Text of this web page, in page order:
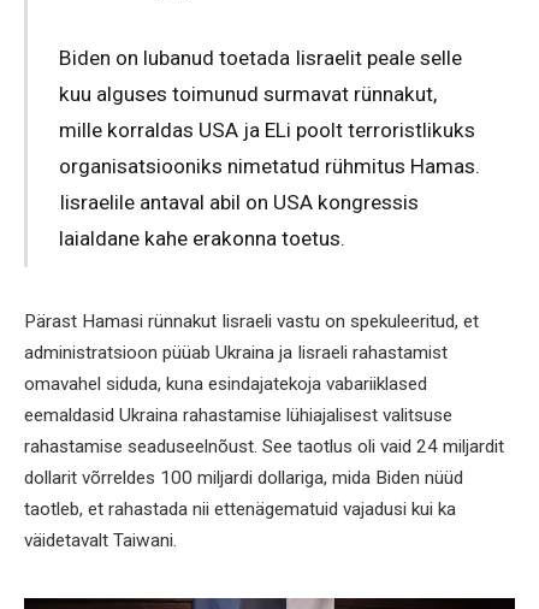
Biden on lubanud toetada Iisraelit peale selle
kuu alguses toimunud surmavat rünnakut,
mille korraldas USA ja ELi poolt terroristlikuks
organisatsiooniks nimetatud rühmitus Hamas.
Iisraelile antaval abil on USA kongressis
laialdane kahe erakonna toetus.
Pärast Hamasi rünnakut Iisraeli vastu on spekuleeritud, et
administratsioon püüab Ukraina ja Iisraeli rahastamist
omavahel siduda, kuna esindajatekoja vabariiklased
eemaldasid Ukraina rahastamise lühiajalisest valitsuse
rahastamise seaduseelnõust. See taotlus oli vaid 24 miljardit
dollarit võrreldes 100 miljardi dollariga, mida Biden nüüd
taotleb, et rahastada nii ettenägematuid vajadusi kui ka
väidetavalt Taiwani.